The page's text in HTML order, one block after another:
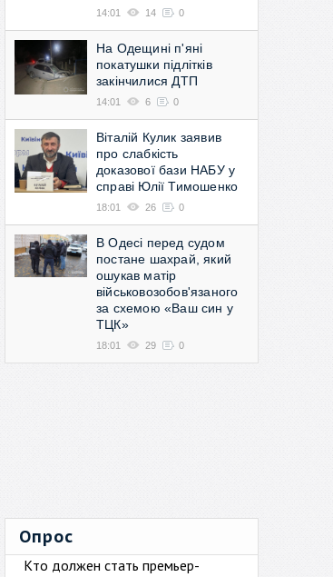
14:01 14 0
На Одещині п'яні
покатушки підлітків
закінчилися ДТП
14:01 6 0
Віталій Кулик заявив
про слабкість
доказової бази НАБУ у
справі Юлії Тимошенко
18:01 26 0
В Одесі перед судом
постане шахрай, який
ошукав матір
військовозобов'язаного
за схемою «Ваш син у
ТЦК»
18:01 29 0
Опрос
Кто должен стать премьер-